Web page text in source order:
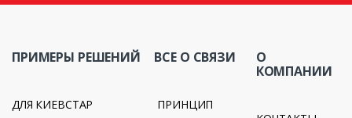
ПРИМЕРЫ РЕШЕНИЙ
ДЛЯ КИЕВСТАР
ВСЕ О СВЯЗИ
ПРИНЦИП
О
КОМПАНИИ